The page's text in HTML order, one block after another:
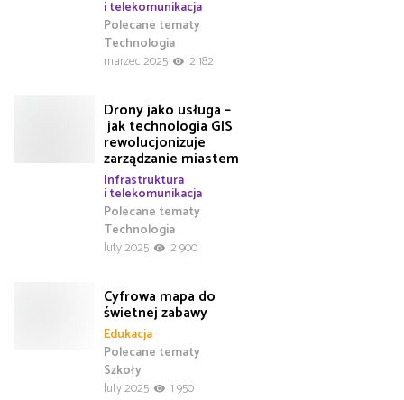
i telekomunikacja
Polecane tematy
Technologia
marzec 2025
2 182
Drony jako usługa –
jak technologia GIS
rewolucjonizuje
zarządzanie miastem
Infrastruktura
i telekomunikacja
Polecane tematy
Technologia
luty 2025
2 900
Cyfrowa mapa do
świetnej zabawy
Edukacja
Polecane tematy
Szkoły
luty 2025
1 950